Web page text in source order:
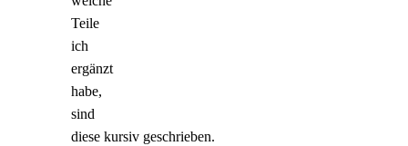
Teile
ich
ergänzt
habe,
sind
diese kursiv geschrieben.